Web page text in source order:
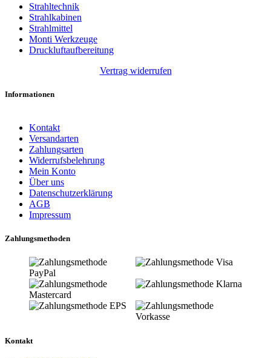
Strahltechnik
Strahlkabinen
Strahlmittel
Monti Werkzeuge
Druckluftaufbereitung
Vertrag widerrufen
Informationen
Kontakt
Versandarten
Zahlungsarten
Widerrufsbelehrung
Mein Konto
Über uns
Datenschutzerklärung
AGB
Impressum
Zahlungsmethoden
Kontakt